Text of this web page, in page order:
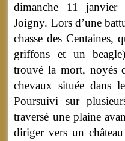
dimanche 11 janvier
Joigny. Lors d’une
chasse des Centaines,
griffons et un
trouvé la mort, noyés
chevaux située dans
Poursuivi sur
traversé une plaine
diriger vers un